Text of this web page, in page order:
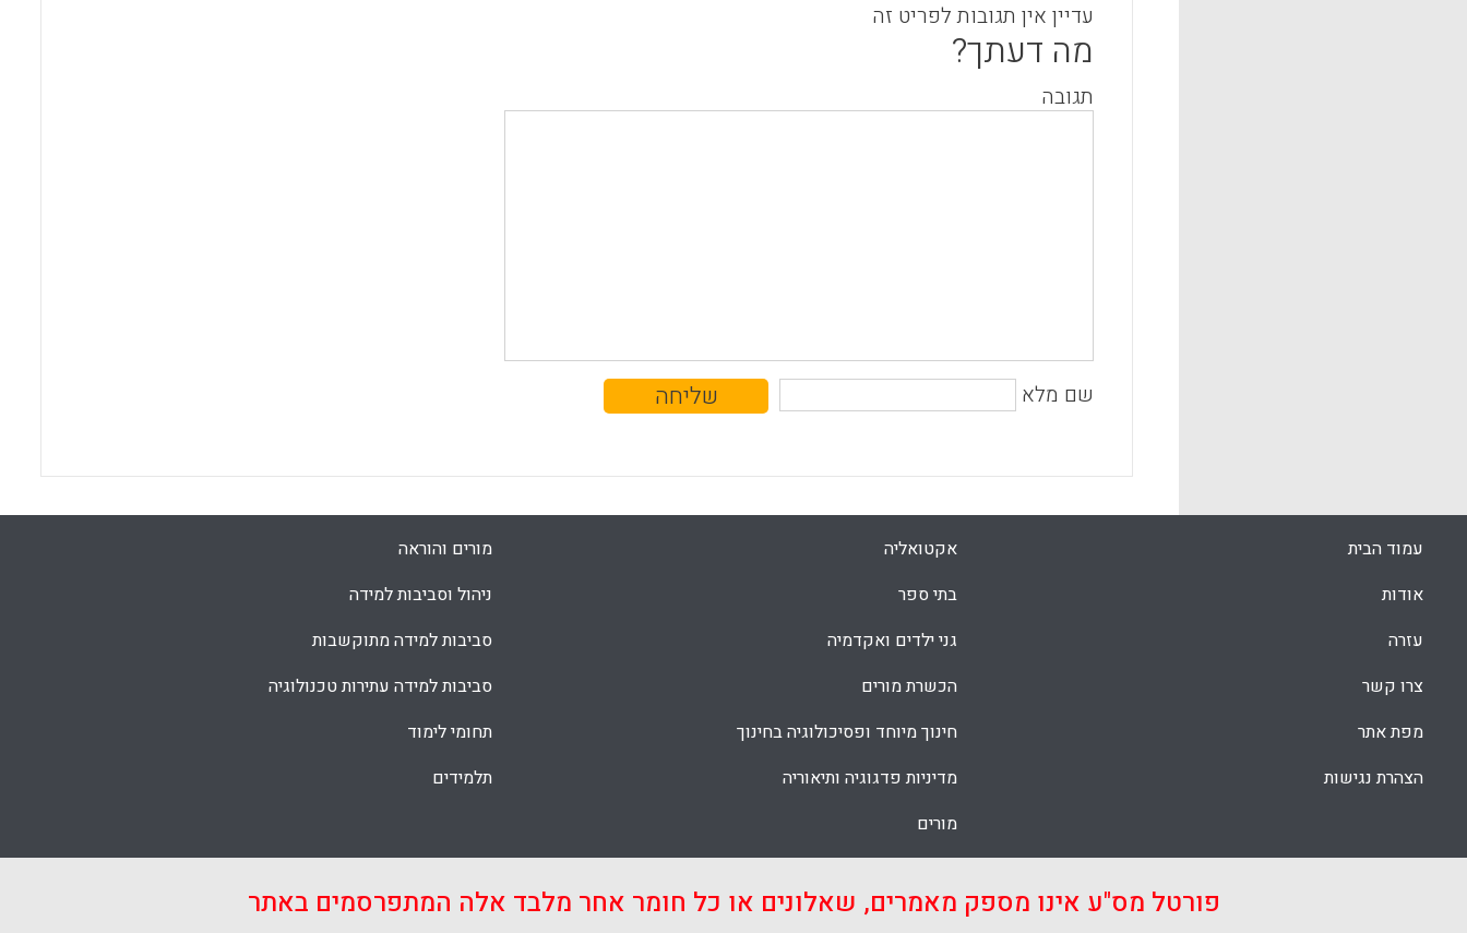
עדיין אין תגובות לפריט זה
מה דעתך?
תגובה
שם מלא
עמוד הבית
אודות
עזרה
צרו קשר
מפת אתר
הצהרת נגישות
אקטואליה
בתי ספר
גני ילדים ואקדמיה
הכשרת מורים
חינוך מיוחד ופסיכולוגיה בחינוך
מדיניות פדגוגיה ותיאוריה
מורים
מורים והוראה
ניהול וסביבות למידה
סביבות למידה מתוקשבות
סביבות למידה עתירות טכנולוגיה
תחומי לימוד
תלמידים
פורטל מס"ע אינו מספק מאמרים, שאלונים או כל חומר אחר מלבד אלה המתפרסמים באתר